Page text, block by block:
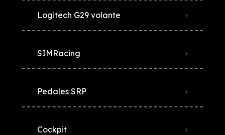
Logitech G29 volante
SIMRacing
Pedales SRP
Cockpit